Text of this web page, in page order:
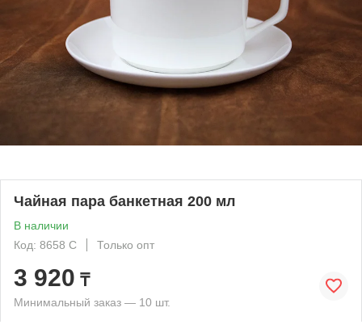
Чайная пара банкетная 200 мл
В наличии
Код: 8658 C
Только опт
3 920 ₸
Минимальный заказ — 10 шт.